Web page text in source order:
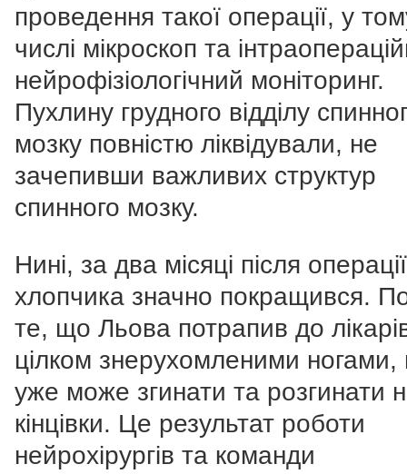
проведення такої операції, у
числі мікроскоп та
нейрофізіологічний моніторинг.
Пухлину грудного відділу
мозку повністю ліквідували, не
зачепивши важливих структур
спинного мозку.
Нині, за два місяці після
хлопчика значно покращився.
те, що Льова потрапив до
цілком знерухомленими ногами,
уже може згинати та розгинати
кінцівки. Це результат роботи
нейрохірургів та команди